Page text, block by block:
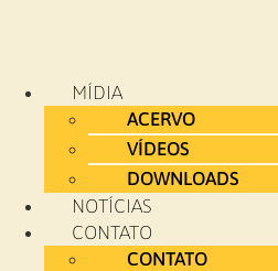
MÍDIA
ACERVO
VÍDEOS
DOWNLOADS
NOTÍCIAS
CONTATO
CONTATO